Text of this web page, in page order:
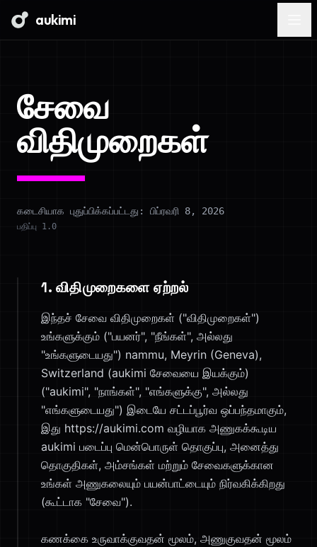
aukimi
சேவை
விதிமுறைகள்
கடைசியாக புதுப்பிக்கப்பட்டது: பிப்ரவரி 8, 2026
பதிப்பு 1.0
1. விதிமுறைகளை ஏற்றல்
இந்தச் சேவை விதிமுறைகள் ("விதிமுறைகள்")
உங்களுக்கும் ("பயனர்", "நீங்கள்", அல்லது
"உங்களுடையது") nammu, Meyrin (Geneva),
Switzerland (aukimi சேவையை இயக்கும்)
("aukimi", "நாங்கள்", "எங்களுக்கு", அல்லது
"எங்களுடையது") இடையே சட்டப்பூர்வ ஒப்பந்தமாகும்,
இது https://aukimi.com வழியாக அணுகக்கூடிய
aukimi படைப்பு மென்பொருள் தொகுப்பு, அனைத்து
தொகுதிகள், அம்சங்கள் மற்றும் சேவைகளுக்கான
உங்கள் அணுகலையும் பயன்பாட்டையும் நிர்வகிக்கிறது
(கூட்டாக "சேவை").
கணக்கை உருவாக்குவதன் மூலம், அணுகுவதன் மூலம்